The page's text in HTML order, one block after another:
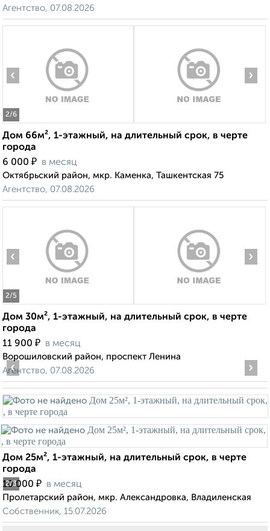
Агентство, 07.08.2026
2/6
‹ ›
Дом 66м², 1-этажный, на длительный срок, в черте
города
6 000 ₽ в месяц
Октябрьский район, мкр. Каменка, Ташкентская 75
Агентство, 07.08.2026
2/5
‹ ›
Дом 30м², 1-этажный, на длительный срок, в черте
города
11 900 ₽ в месяц
Ворошиловский район, проспект Ленина
Агентство, 07.08.2026
2/3
‹ ›
Дом 25м², 1-этажный, на длительный срок, в черте
города
10 000 ₽ в месяц
Пролетарский район, мкр. Александровка, Владиленская
Собственник, 15.07.2026